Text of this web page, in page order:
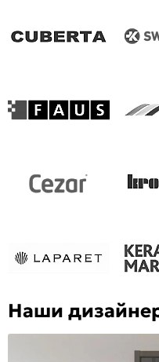
Наши